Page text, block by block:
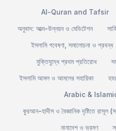
Al-Quran and Tafsir
অনুবাদ: আত্ম-উন্নয়ন ও মেডিটেশন
ইসলামি গবেষণা, সমালোচনা ও প্রবন্ধ
মুক্তিযুদ্ধে প্রথম প্রতিরোধ
ইসলামি আমল ও আমলের সহায়িকা
Arabic &
কুরআন-হাদীস ও বৈজ্ঞানিক দৃষ্টিতে রাসূল
নানাদেশ ও ভ্রমণ